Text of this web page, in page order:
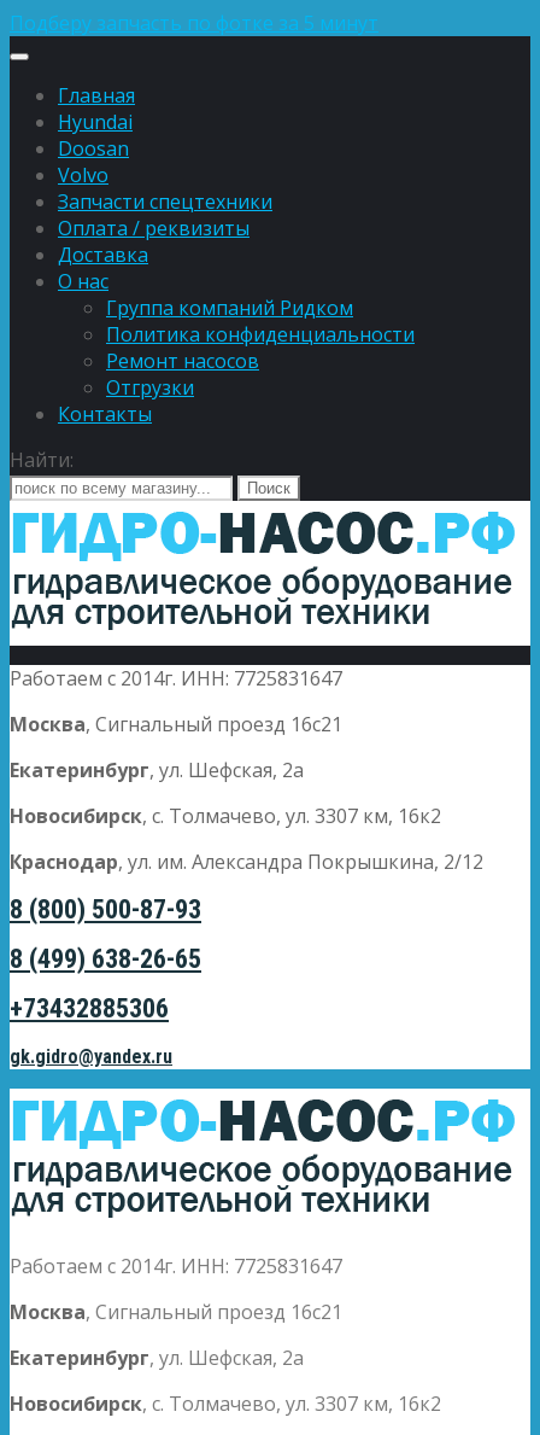
Подберу запчасть по фотке за 5 минут
Главная
Hyundai
Doosan
Volvo
Запчасти спецтехники
Оплата / реквизиты
Доставка
О нас
Группа компаний Ридком
Политика конфиденциальности
Ремонт насосов
Отгрузки
Контакты
Найти:
Работаем с 2014г. ИНН: 7725831647
Москва, Сигнальный проезд 16с21
Екатеринбург, ул. Шефская, 2а
Новосибирск, с. Толмачево, ул. 3307 км, 16к2
Краснодар, ул. им. Александра Покрышкина, 2/12
8 (800) 500-87-93
8 (499) 638-26-65
+73432885306
gk.gidro@yandex.ru
Работаем с 2014г. ИНН: 7725831647
Москва, Сигнальный проезд 16с21
Екатеринбург, ул. Шефская, 2а
Новосибирск, с. Толмачево, ул. 3307 км, 16к2